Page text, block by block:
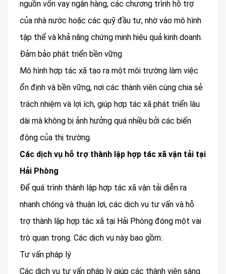
nguồn vốn vay ngân hàng, các chương trình hỗ trợ
của nhà nước hoặc các quỹ đầu tư, nhờ vào mô hình
tập thể và khả năng chứng minh hiệu quả kinh doanh.
Đảm bảo phát triển bền vững
Mô hình hợp tác xã tạo ra một môi trường làm việc
ổn định và bền vững, nơi các thành viên cùng chia sẻ
trách nhiệm và lợi ích, giúp hợp tác xã phát triển lâu
dài mà không bị ảnh hưởng quá nhiều bởi các biến
động của thị trường.
Các dịch vụ hỗ trợ thành lập hợp tác xã vận tải tại
Hải Phòng
Để quá trình thành lập hợp tác xã vận tải diễn ra
nhanh chóng và thuận lợi, các dịch vụ tư vấn và hỗ
trợ thành lập hợp tác xã tại Hải Phòng đóng một vai
trò quan trọng. Các dịch vụ này bao gồm:
Tư vấn pháp lý
Các dịch vụ tư vấn pháp lý giúp các thành viên sáng